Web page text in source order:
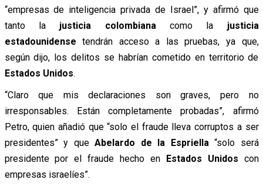
“empresas de inteligencia privada de Israel”, y afirmó que
tanto la justicia colombiana como la justicia
estadounidense tendrán acceso a las pruebas, ya que,
según dijo, los delitos se habrían cometido en territorio de
Estados Unidos.
“Claro que mis declaraciones son graves, pero no
irresponsables. Están completamente probadas”, afirmó
Petro, quien añadió que “solo el fraude lleva corruptos a ser
presidentes” y que Abelardo de la Espriella “solo será
presidente por el fraude hecho en Estados Unidos con
empresas israelíes”.